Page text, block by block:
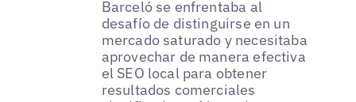
Barceló se enfrentaba al
desafío de distinguirse en un
mercado saturado y necesitaba
aprovechar de manera efectiva
el SEO local para obtener
resultados comerciales